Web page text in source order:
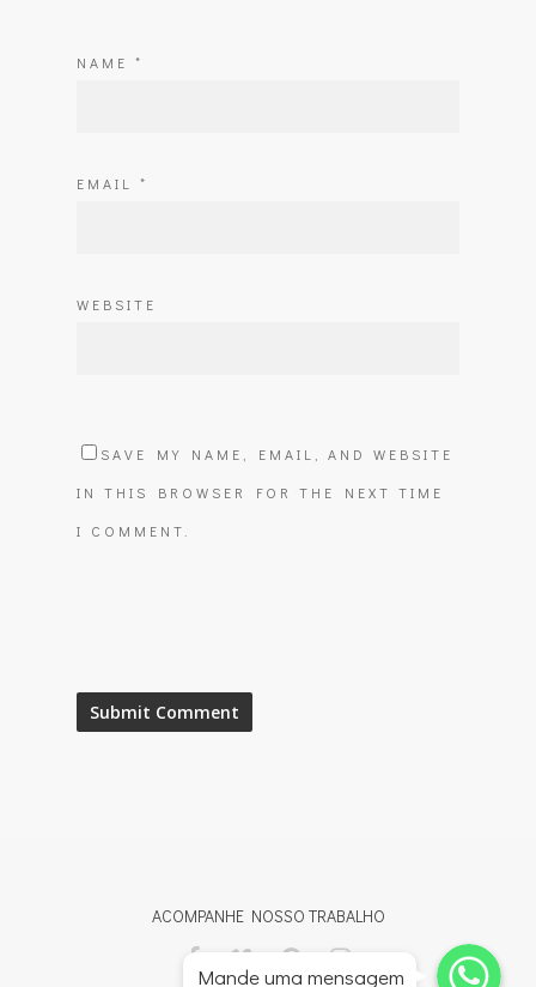
NAME *
EMAIL *
WEBSITE
SAVE MY NAME, EMAIL, AND WEBSITE
IN THIS BROWSER FOR THE NEXT TIME
I COMMENT.
ACOMPANHE NOSSO TRABALHO
Whatsapp
Whatsapp
Whatsapp
Mande uma mensagem